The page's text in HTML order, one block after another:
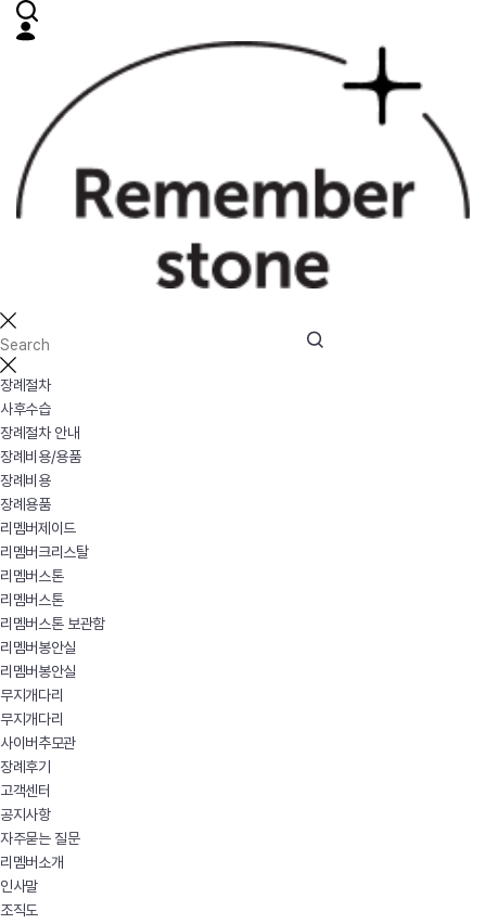
장례절차
사후수습
장례절차 안내
장례비용/용품
장례비용
장례용품
리멤버제이드
리멤버크리스탈
리멤버스톤
리멤버스톤
리멤버스톤 보관함
리멤버봉안실
리멤버봉안실
무지개다리
무지개다리
사이버추모관
장례후기
고객센터
공지사항
자주묻는 질문
리멤버소개
인사말
조직도